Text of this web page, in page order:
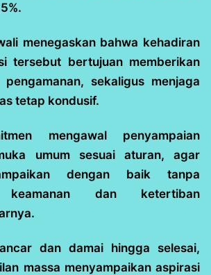
menegaskan bahwa kehadiran
tersebut bertujuan memberikan
sekaligus menjaga
tetap kondusif.
mengawal penyampaian
umum sesuai aturan, agar
dengan baik tanpa
keamanan dan ketertiban
dan damai hingga selesai,
massa menyampaikan aspirasi